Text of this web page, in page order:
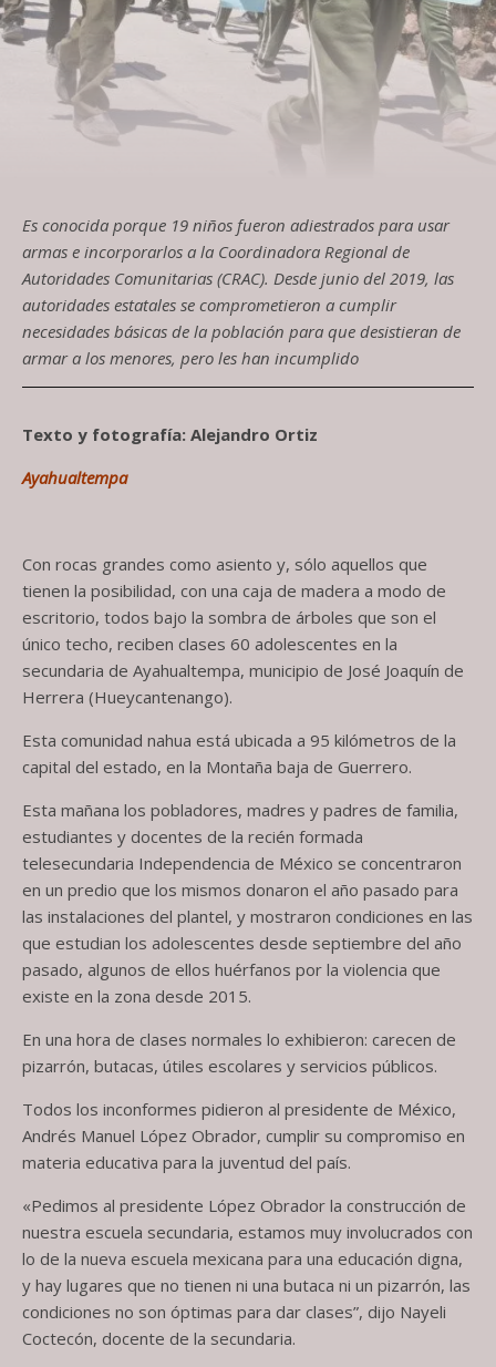
Es conocida porque 19 niños fueron adiestrados para usar
armas e incorporarlos a la Coordinadora Regional de
Autoridades Comunitarias (CRAC). Desde junio del 2019, las
autoridades estatales se comprometieron a cumplir
necesidades básicas de la población para que desistieran de
armar a los menores, pero les han incumplido
Texto y fotografía: Alejandro Ortiz
Ayahualtempa
Con rocas grandes como asiento y, sólo aquellos que
tienen la posibilidad, con una caja de madera a modo de
escritorio, todos bajo la sombra de árboles que son el
único techo, reciben clases 60 adolescentes en la
secundaria de Ayahualtempa, municipio de José Joaquín de
Herrera (Hueycantenango).
Esta comunidad nahua está ubicada a 95 kilómetros de la
capital del estado, en la Montaña baja de Guerrero.
Esta mañana los pobladores, madres y padres de familia,
estudiantes y docentes de la recién formada
telesecundaria Independencia de México se concentraron
en un predio que los mismos donaron el año pasado para
las instalaciones del plantel, y mostraron condiciones en las
que estudian los adolescentes desde septiembre del año
pasado, algunos de ellos huérfanos por la violencia que
existe en la zona desde 2015.
En una hora de clases normales lo exhibieron: carecen de
pizarrón, butacas, útiles escolares y servicios públicos.
Todos los inconformes pidieron al presidente de México,
Andrés Manuel López Obrador, cumplir su compromiso en
materia educativa para la juventud del país.
«Pedimos al presidente López Obrador la construcción de
nuestra escuela secundaria, estamos muy involucrados con
lo de la nueva escuela mexicana para una educación digna,
y hay lugares que no tienen ni una butaca ni un pizarrón, las
condiciones no son óptimas para dar clases”, dijo Nayeli
Coctecón, docente de la secundaria.